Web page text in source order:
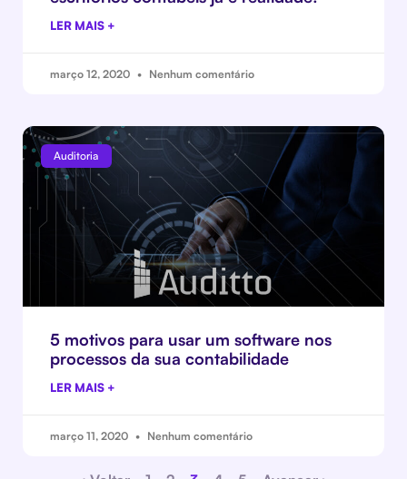
LER MAIS +
março 12, 2020 Nenhum comentário
Auditoria
5 motivos para usar um software nos
processos da sua contabilidade
LER MAIS +
março 11, 2020 Nenhum comentário